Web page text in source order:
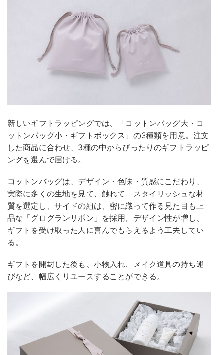
新しいギフトラッピングでは、「コットンバッグ大・コ
ットンバッグ小・ギフトボックス」の3種類を用意。注文
した商品に合わせ、3種の中からぴったりのギフトラッピ
ングを選んで届ける。
コットンバッグは、デザイン・色味・質感にこだわり、
実際に多くの生地を見て、触れて、スタイリッシュな材
質を選定し、サイドの紐は、密に織って作る見た目も上
品な「グログランリボン」を採用。デザイン性が増し、
ギフトを受け取った人に喜んでもらえるよう工夫してい
る。
ギフトを開封した後も、小物入れ、メイク道具の持ち運
びなど、幅広くリユースすることができる。